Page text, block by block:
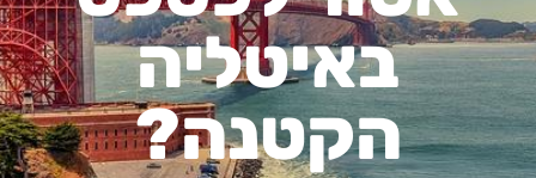
באיטליה
הקטנה?